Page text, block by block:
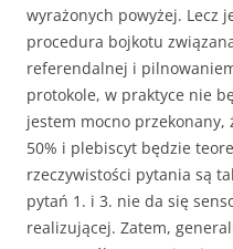
wyrażonych powyżej. Lecz
procedura bojkotu
referendalnej i
protokole, w praktyce nie
jestem mocno
50% i plebiscyt będzie
rzeczywistości pytania są
pytań 1. i 3. nie da się
realizującej. Zatem,